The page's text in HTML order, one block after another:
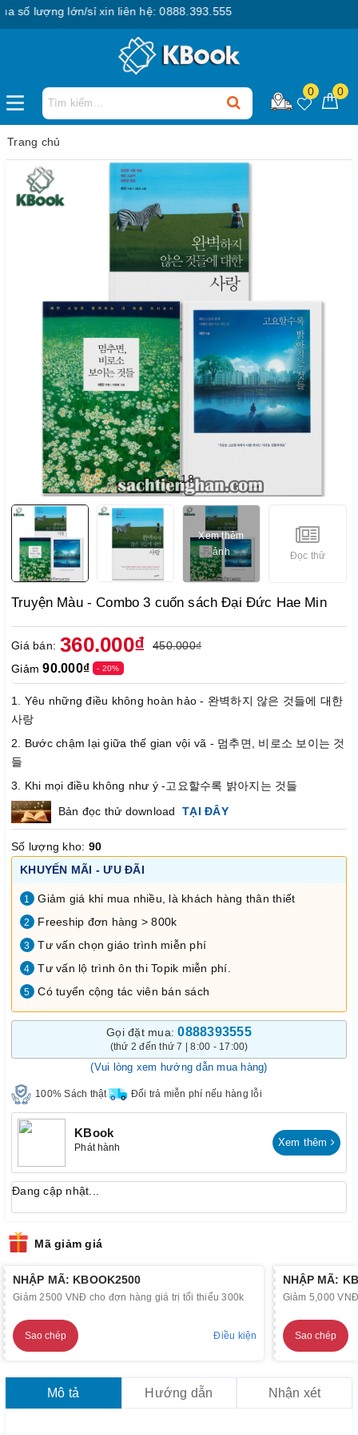
lượng lớn/sỉ xin liên hệ: 0888.393.555
0 0
Trang chủ
1/18
Xem thêm
ảnh
Đọc thử
Truyện Màu - Combo 3 cuốn sách Đại Đức Hae Min
Giá bán: 360.000₫
450.000₫
Giảm90.000₫ - 20%
1. Yêu những điều không hoàn hảo - 완벽하지 않은 것들에 대한
사랑
2. Bước chậm lại giữa thế gian vội vã - 멈추면, 비로소 보이는 것
들
3. Khi mọi điều không như ý -고요할수록 밝아지는 것들
Bản đọc thử download TẠI ĐÂY
Số lượng kho: 90
KHUYẾN MÃI - ƯU ĐÃI
1 Giảm giá khi mua nhiều, là khách hàng thân thiết
2 Freeship đơn hàng > 800k
3 Tư vấn chọn giáo trình miễn phí
4 Tư vấn lộ trình ôn thi Topik miễn phí.
5 Có tuyển cộng tác viên bán sách
Gọi đặt mua:0888393555
(thứ 2 đến thứ 7 | 8:00 - 17:00)
(Vui lòng xem hướng dẫn mua hàng)
100% Sách thật Đổi trả miễn phí nếu hàng lỗi
KBook
Phát hành Xem thêm
Đang cập nhật...
Mã giảm giá
NHẬP MÃ: KBOOK2500
Giảm 2500 VNĐ cho đơn hàng giá trị tối thiểu 300k
Sao chép Điều kiện
NHẬP MÃ:
Giảm 5,000
Sao chép
Mô tả Hướng dẫn Nhận xét